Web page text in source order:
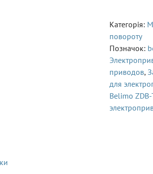
Категорія:
повороту
Позначок:
приводов,
для
Belimo ZDB-